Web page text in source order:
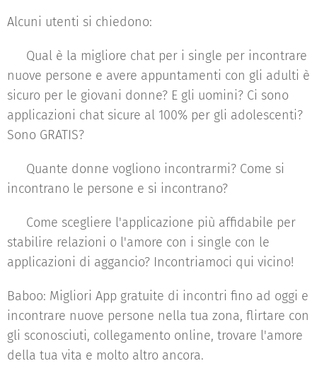
Alcuni utenti si chiedono:
♥ Qual è la migliore chat per i single per incontrare
nuove persone e avere appuntamenti con gli adulti è
sicuro per le giovani donne? E gli uomini? Ci sono
applicazioni chat sicure al 100% per gli adolescenti?
Sono GRATIS?
♥ Quante donne vogliono incontrarmi? Come si
incontrano le persone e si incontrano?
♥ Come scegliere l'applicazione più affidabile per
stabilire relazioni o l'amore con i single con le
applicazioni di aggancio? Incontriamoci qui vicino!
Baboo: Migliori App gratuite di incontri fino ad oggi e
incontrare nuove persone nella tua zona, flirtare con
gli sconosciuti, collegamento online, trovare l'amore
della tua vita e molto altro ancora.